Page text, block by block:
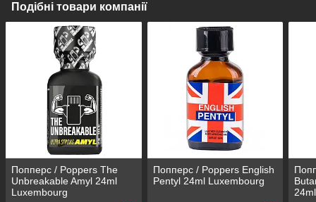
Подібні товари компанії
Попперс / Poppers ​The
Unbreakable Amyl 24ml
Luxembourg
Попперс / Poppers English
Pentyl 24ml Luxembourg